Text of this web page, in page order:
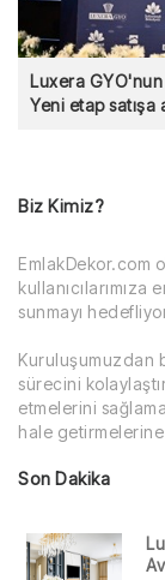
Luxera
Yeni etap satışa
Biz Kimiz?
EmlakDekor.com
sunmayı
Kuruluşumuzdan
sürecini
etmelerini
hale getirmelerine
Son Dakika